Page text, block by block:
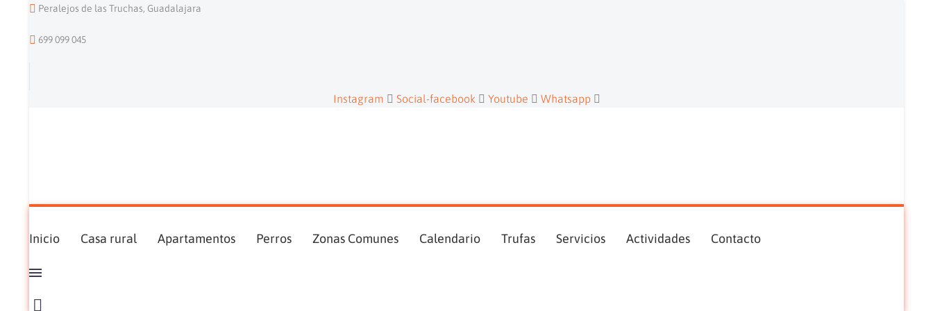
Peralejos de las Truchas, Guadalajara
699 099 045
Instagram Social-facebook Youtube Whatsapp
Inicio Casa rural Apartamentos Perros Zonas Comunes Calendario Trufas Servicios Actividades Contacto